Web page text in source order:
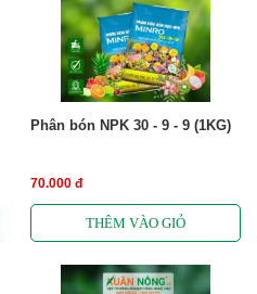
Phân bón NPK 30 - 9 - 9 (1KG)
70.000 đ